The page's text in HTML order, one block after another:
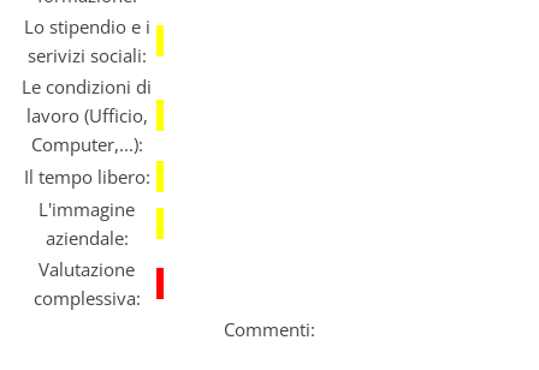
Lo stipendio e i
serivizi sociali:
Le condizioni di
lavoro (Ufficio,
Computer,...):
Il tempo libero:
L'immagine
aziendale:
Valutazione
complessiva:
Commenti: